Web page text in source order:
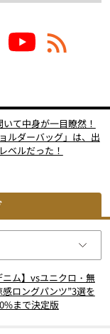
て中身が一目瞭然！
ルダーバッグ」は、出
ベルだった！
ニム】vsユニクロ・無
ロングパンツ”3選を
まで決定版